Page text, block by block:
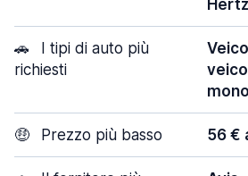
🚗
I tipi di auto più
richiesti
🤑 Prezzo più basso 56 €